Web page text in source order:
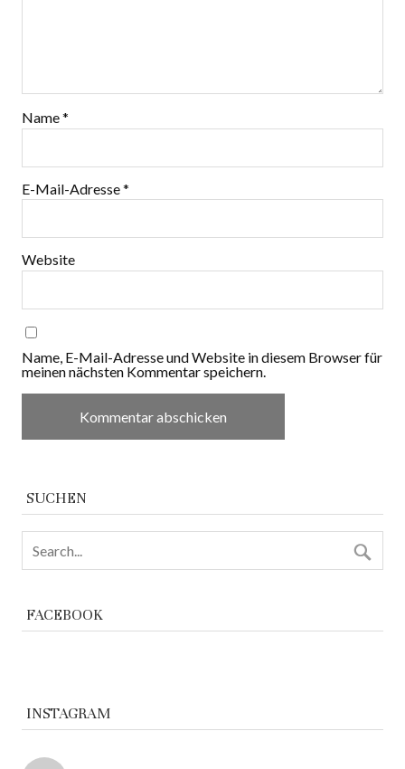
Name*
E-Mail-Adresse*
Website
Name, E-Mail-Adresse und Website in diesem Browser für
meinen nächsten Kommentar speichern.
SUCHEN
FACEBOOK
INSTAGRAM